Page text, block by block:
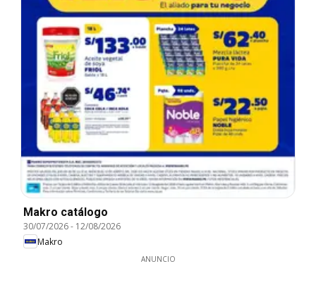
Makro catálogo
30/07/2026- 12/08/2026
Makro
ANUNCIO